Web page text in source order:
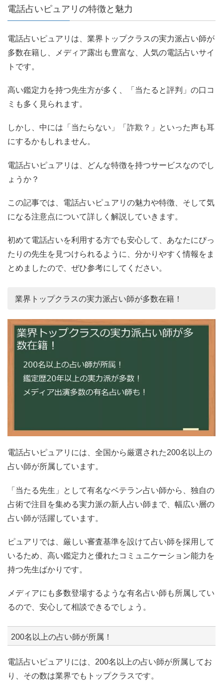
電話占いピュアリの特徴と魅力
電話占いピュアリは、業界トップクラスの実力派占い師が
多数在籍し、メディア露出も豊富な、人気の電話占いサイ
トです。
高い鑑定力を持つ先生方が多く、「当たると評判」の口コ
ミも多く見られます。
しかし、中には「当たらない」「詐欺？」といった声も耳
にするかもしれません。
電話占いピュアリは、どんな特徴を持つサービスなのでし
ょうか？
この記事では、電話占いピュアリの魅力や特徴、そして気
になる注意点について詳しく解説していきます。
初めて電話占いを利用する方でも安心して、あなたにぴっ
たりの先生を見つけられるように、分かりやすく情報をま
とめましたので、ぜひ参考にしてください。
業界トップクラスの実力派占い師が多数在籍！
電話占いピュアリには、全国から厳選された200名以上の
占い師が所属しています。
「当たる先生」として有名なベテラン占い師から、独自の
占術で注目を集める実力派の新人占い師まで、幅広い層の
占い師が活躍しています。
ピュアリでは、厳しい審査基準を設けて占い師を採用して
いるため、高い鑑定力と優れたコミュニケーション能力を
持つ先生ばかりです。
メディアにも多数登場するような有名占い師も所属してい
るので、安心して相談できるでしょう。
200名以上の占い師が所属！
電話占いピュアリには、200名以上の占い師が所属してお
り、その数は業界でもトップクラスです。